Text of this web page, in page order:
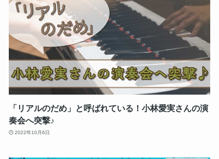
「リアルのだめ」と呼ばれている！小林愛実さんの演
奏会へ突撃♪
2022年10月6日